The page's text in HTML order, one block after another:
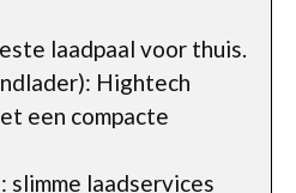
laadpaal voor thuis.
Hightech
een compacte
laadservices